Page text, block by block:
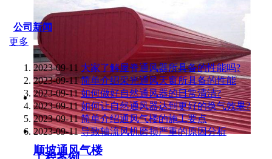
顺坡通风气楼
公司新闻
更多
2023-09-11 大家了解屋脊通风器所具备的性能吗?
2023-09-11 简单介绍采光通风天窗所具备的性能
2023-09-11 如何做好自然通风器的日常清洁?
2023-09-11 如何让自然通风器达到更好的换气效果?
2023-09-11 简单介绍通风气楼的施工要点
2023-09-11 导致轴流风机磨损严重的原因分析